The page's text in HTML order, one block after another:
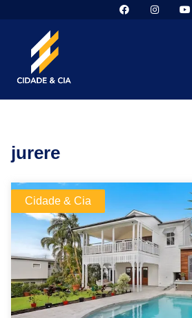
jurere
Cidade & Cia